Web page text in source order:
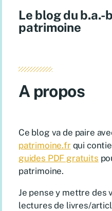
Le blog du b.a.-
patrimoine
A propos
Ce blog va de paire
patrimoine.fr qui
guides PDF gratuits
patrimoine.
Je pense y mettre des
lectures de livres/